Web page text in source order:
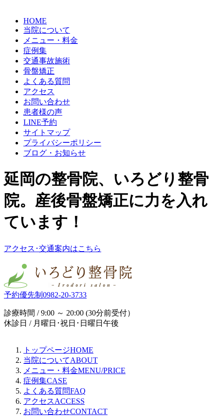
HOME
当院について
メニュー・料金
症例集
交通事故施術
骨盤矯正
よくある質問
アクセス
お問い合わせ
患者様の声
LINE予約
サイトマップ
プライバシーポリシー
ブログ・お知らせ
延岡の整骨院、いろどり整骨
院。産後骨盤矯正に力を入れ
ています！
アクセス･交通案内はこちら
予約優先制 0982-20-3733
診療時間 / 9:00 ～ 20:00 (30分前受付）
休診日 / 月曜日･祝日･日曜日午後
トップページHOME
当院についてABOUT
メニュー・料金MENU/PRICE
症例集CASE
よくある質問FAQ
アクセスACCESS
お問い合わせCONTACT